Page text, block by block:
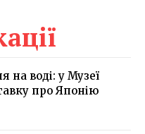
на воді: у Музеї
про Японію